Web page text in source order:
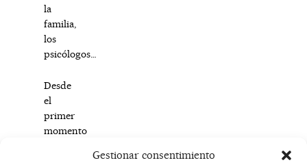
Gestionar consentimiento
la
familia,
los
psicólogos…
Desde
el
primer
momento